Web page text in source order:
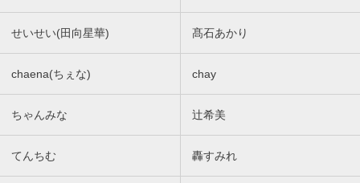
せいせい(田向星華) 髙石あかり
chaena(ちぇな) chay
ちゃんみな 辻希美
てんちむ 轟すみれ